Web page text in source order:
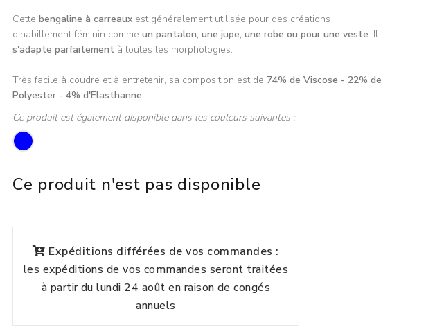
Cette bengaline à carreaux est généralement utilisée pour des créations
d'habillement féminin comme un pantalon, une jupe, une robe ou pour une veste. Il
s'adapte parfaitement à toutes les morphologies.
Très facile à coudre et à entretenir, sa composition est de 74% de Viscose - 22% de
Polyester - 4% d'Elasthanne.
Ce produit est également disponible dans les couleurs suivantes :
Ce produit n'est pas disponible
Expéditions différées de vos commandes :
les expéditions de vos commandes seront traitées
à partir du lundi 24 août en raison de congés
annuels